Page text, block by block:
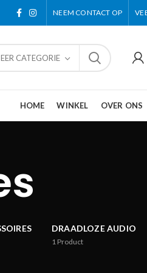
NEEM CONTACT OP
CATEGORIE
HOME WINKEL OVER ONS
DRAADLOZE AUDIO
1 Product